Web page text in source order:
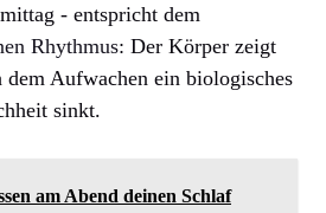
- entspricht dem
Rhythmus: Der Körper zeigt
dem Aufwachen ein biologisches
sinkt.
am Abend deinen Schlaf